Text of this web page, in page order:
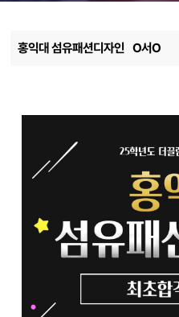
홍익대 섬유패션디자인 O서O